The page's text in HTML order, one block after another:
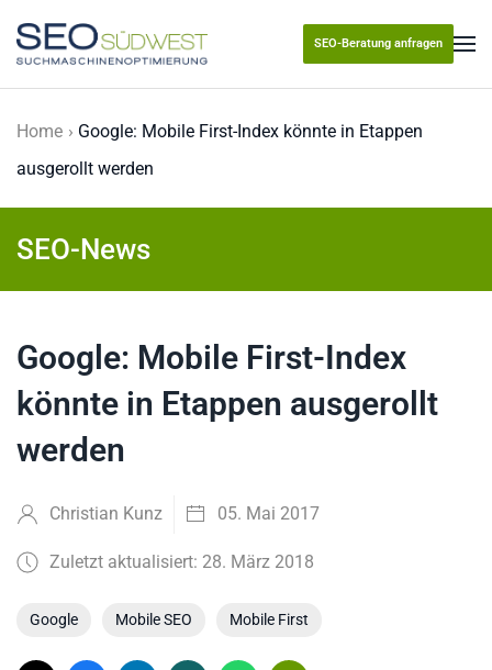
Skip to main content
SEO-Beratung anfragen
Home
Google: Mobile First-Index könnte in Etappen
ausgerollt werden
SEO-News
Google: Mobile First-Index
könnte in Etappen ausgerollt
werden
Christian Kunz 05. Mai 2017
Zuletzt aktualisiert: 28. März 2018
Google Mobile SEO Mobile First